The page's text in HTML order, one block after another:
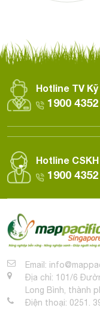
Hotline TV
1900 4352
Hotline CSKH
1900 4352
Email:
Địa chỉ: 101/6
Long Bình, thành
Điện thoại: 0251.